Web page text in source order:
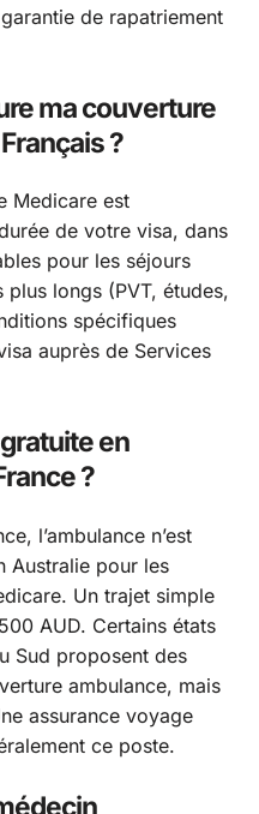
de rapatriement
ma couverture
?
Medicare est
de votre visa, dans
pour les séjours
longs (PVT, études,
spécifiques
auprès de Services
en
?
l’ambulance n’est
Australie pour les
Un trajet simple
AUD. Certains états
Sud proposent des
ambulance, mais
assurance voyage
ce poste.